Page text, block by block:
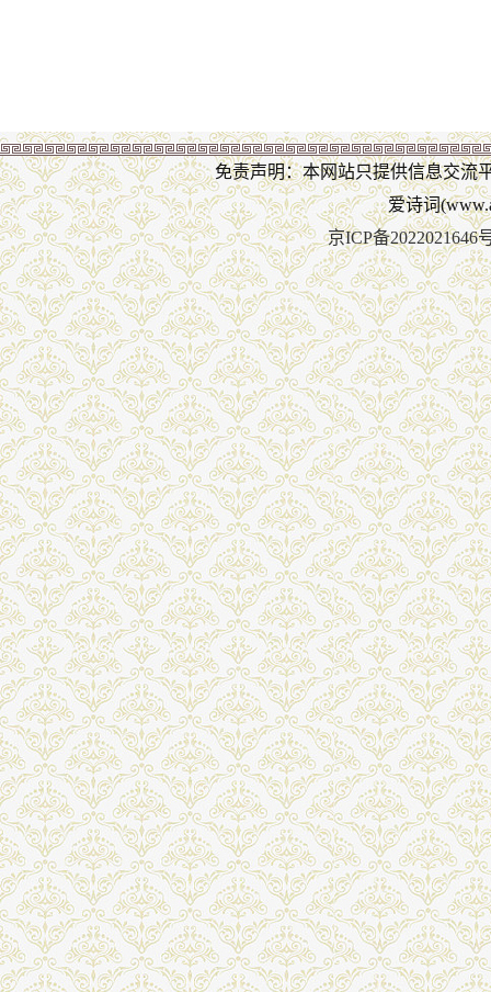
免责声明：本网站只提供信息交流
爱诗词
京ICP备2022021646